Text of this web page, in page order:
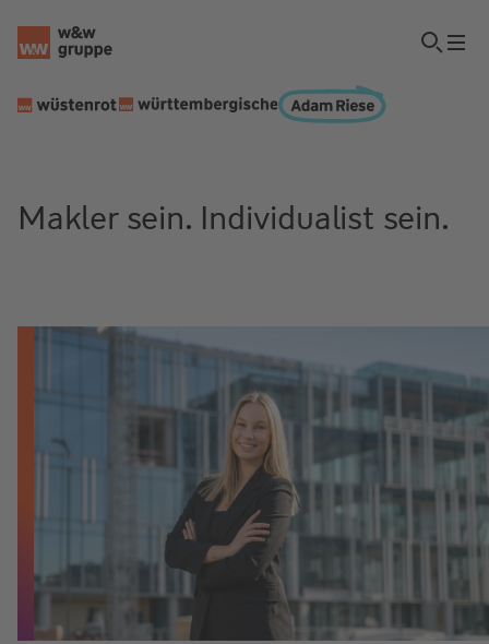
Makler sein. Individualist sein.